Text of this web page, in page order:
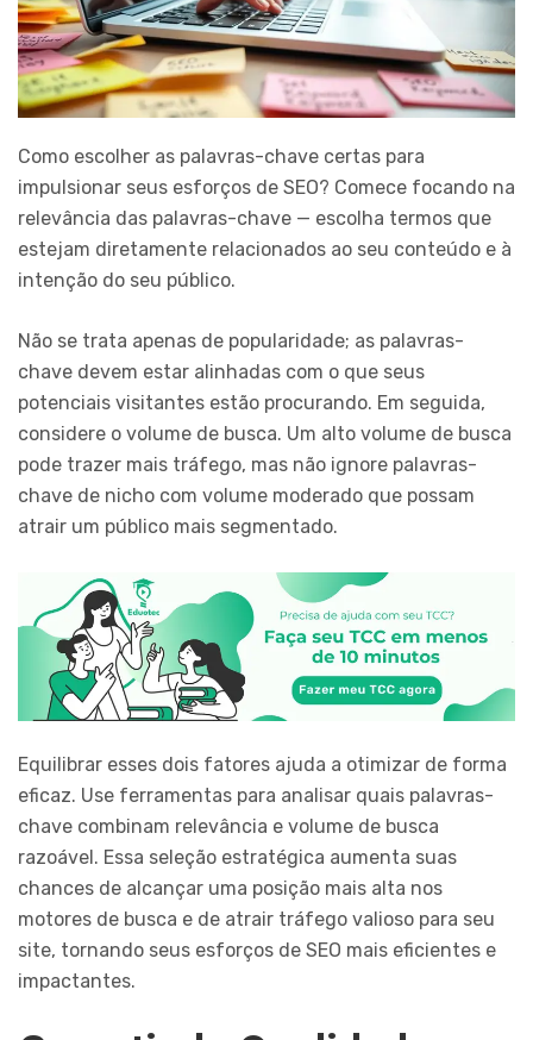
Como escolher as palavras-chave certas para
impulsionar seus esforços de SEO? Comece focando na
relevância das palavras-chave — escolha termos que
estejam diretamente relacionados ao seu conteúdo e à
intenção do seu público.
Não se trata apenas de popularidade; as palavras-
chave devem estar alinhadas com o que seus
potenciais visitantes estão procurando. Em seguida,
considere o volume de busca. Um alto volume de busca
pode trazer mais tráfego, mas não ignore palavras-
chave de nicho com volume moderado que possam
atrair um público mais segmentado.
Equilibrar esses dois fatores ajuda a otimizar de forma
eficaz. Use ferramentas para analisar quais palavras-
chave combinam relevância e volume de busca
razoável. Essa seleção estratégica aumenta suas
chances de alcançar uma posição mais alta nos
motores de busca e de atrair tráfego valioso para seu
site, tornando seus esforços de SEO mais eficientes e
impactantes.